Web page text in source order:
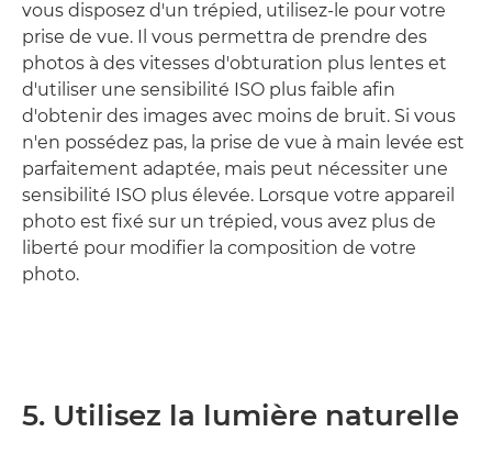
vous disposez d'un trépied, utilisez-le pour votre
prise de vue. Il vous permettra de prendre des
photos à des vitesses d'obturation plus lentes et
d'utiliser une sensibilité ISO plus faible afin
d'obtenir des images avec moins de bruit. Si vous
n'en possédez pas, la prise de vue à main levée est
parfaitement adaptée, mais peut nécessiter une
sensibilité ISO plus élevée. Lorsque votre appareil
photo est fixé sur un trépied, vous avez plus de
liberté pour modifier la composition de votre
photo.
5. Utilisez la lumière naturelle